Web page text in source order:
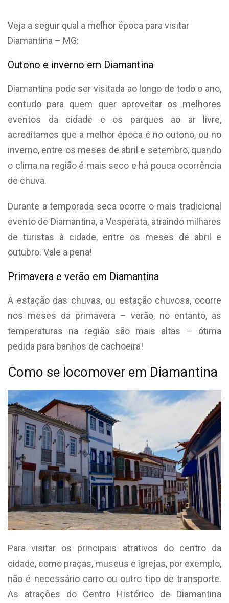
Veja a seguir qual a melhor época para visitar
Diamantina – MG:
Outono e inverno em Diamantina
Diamantina pode ser visitada ao longo de todo o ano,
contudo para quem quer aproveitar os melhores
eventos da cidade e os parques ao ar livre,
acreditamos que a melhor época é no outono, ou no
inverno, entre os meses de abril e setembro, quando
o clima na região é mais seco e há pouca ocorrência
de chuva.
Durante a temporada seca ocorre o mais tradicional
evento de Diamantina, a Vesperata, atraindo milhares
de turistas à cidade, entre os meses de abril e
outubro. Vale a pena!
Primavera e verão em Diamantina
A estação das chuvas, ou estação chuvosa, ocorre
nos meses da primavera – verão, no entanto, as
temperaturas na região são mais altas – ótima
pedida para banhos de cachoeira!
Como se locomover em Diamantina
Para visitar os principais atrativos do centro da
cidade, como praças, museus e igrejas, por exemplo,
não é necessário carro ou outro tipo de transporte.
As atrações do Centro Histórico de Diamantina